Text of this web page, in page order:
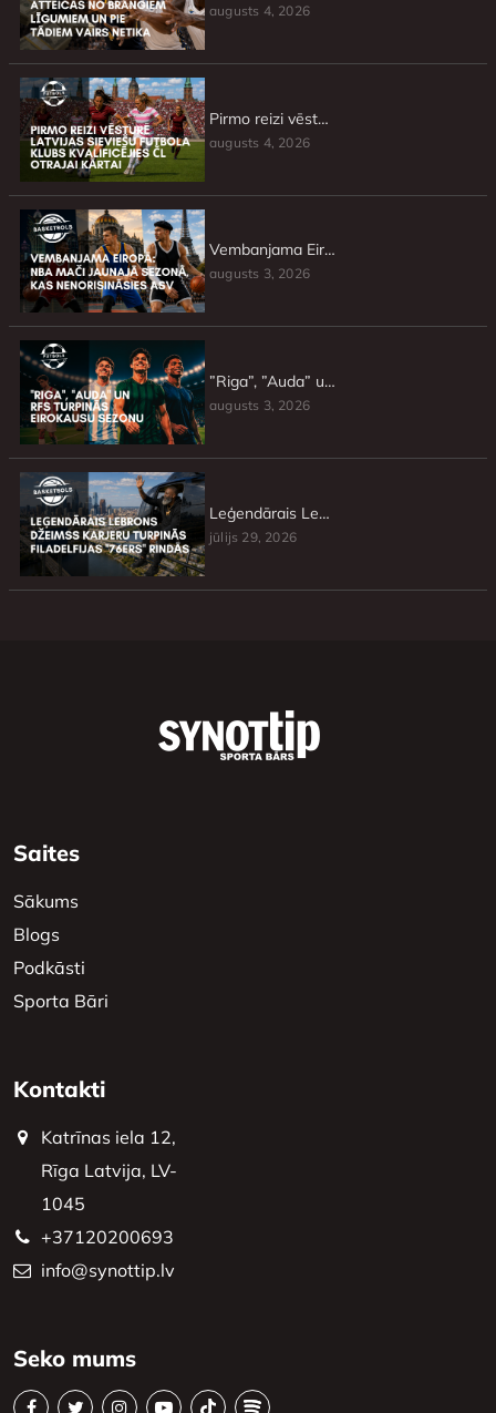
augusts 4, 2026
Pirmo reizi vēsturē Latvijas sieviešu futbola klubs kvalificējies ČL otrajai kārtai
augusts 4, 2026
Vembanjama Eiropā: NBA mači jaunajā sezonā, kas nenorisināsies ASV
augusts 3, 2026
”Riga”, ”Auda” un RFS turpinās Eirokausu sezonu
augusts 3, 2026
Leģendārais Lebrons Džeimss karjeru turpinās Filadelfijas ”76ers” rindās
jūlijs 29, 2026
Saites
Sākums
Blogs
Podkāsti
Sporta Bāri
Kontakti
Katrīnas iela 12,
Rīga Latvija, LV-
1045
+37120200693
info@synottip.lv
Seko mums